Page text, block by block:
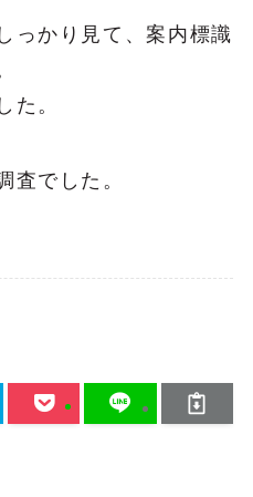
っかり見て、案内標識
た。
査でした。